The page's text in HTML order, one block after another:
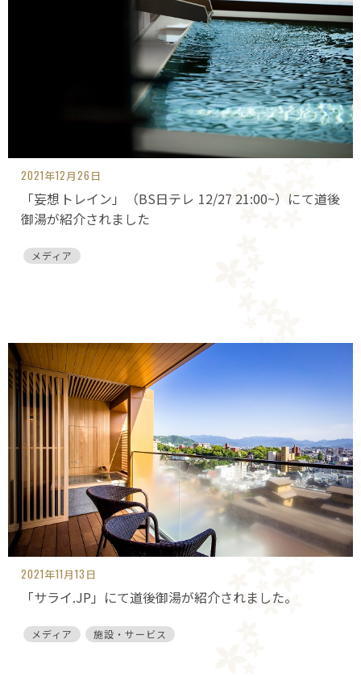
2021年12月26日
「妄想トレイン」（BS日テレ 12/27 21:00~）にて道後
御湯が紹介されました
メディア
2021年11月13日
「サライ.JP」にて道後御湯が紹介されました。
メディア 施設・サービス